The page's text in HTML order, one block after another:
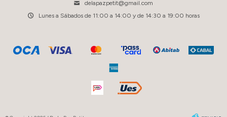
delapazpetit@gmail.com
Lunes a Sábados de 11:00 a 14:00 y de 14:30 a 19:00 horas